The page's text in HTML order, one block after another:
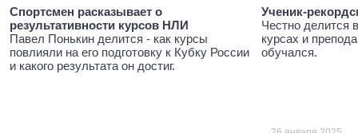
Спортсмен расказывает о
результативности курсов НЛИ
Павел Понькин делится - как курсы
повлияли на его подготовку к Кубку России
и какого результата он достиг.
Ученик-
Честно делится
курсах и
обучался.